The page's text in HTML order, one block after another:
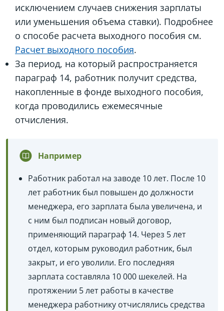
исключением случаев снижения зарплаты
или уменьшения объема ставки). Подробнее
о способе расчета выходного пособия см.
Расчет выходного пособия.
За период, на который распространяется
параграф 14, работник получит средства,
накопленные в фонде выходного пособия,
когда проводились ежемесячные
отчисления.
Например
Работник работал на заводе 10 лет. После 10
лет работник был повышен до должности
менеджера, его зарплата была увеличена, и
с ним был подписан новый договор,
применяющий параграф 14. Через 5 лет
отдел, которым руководил работник, был
закрыт, и его уволили. Его последняя
зарплата составляла 10 000 шекелей. На
протяжении 5 лет работы в качестве
менеджера работнику отчислялись средства